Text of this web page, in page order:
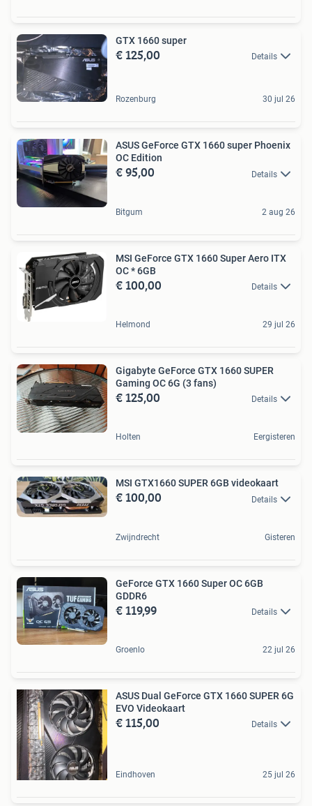
GTX 1660 super
€ 125,00 Details
Rozenburg 30 jul 26
ASUS GeForce GTX 1660 super Phoenix
OC Edition
€ 95,00 Details
Bitgum 2 aug 26
MSI GeForce GTX 1660 Super Aero ITX
OC * 6GB
€ 100,00 Details
Helmond 29 jul 26
Gigabyte GeForce GTX 1660 SUPER
Gaming OC 6G (3 fans)
€ 125,00 Details
Holten Eergisteren
MSI GTX1660 SUPER 6GB videokaart
€ 100,00 Details
Zwijndrecht Gisteren
GeForce GTX 1660 Super OC 6GB
GDDR6
€ 119,99 Details
Groenlo 22 jul 26
ASUS Dual GeForce GTX 1660 SUPER 6G
EVO Videokaart
€ 115,00 Details
Eindhoven 25 jul 26